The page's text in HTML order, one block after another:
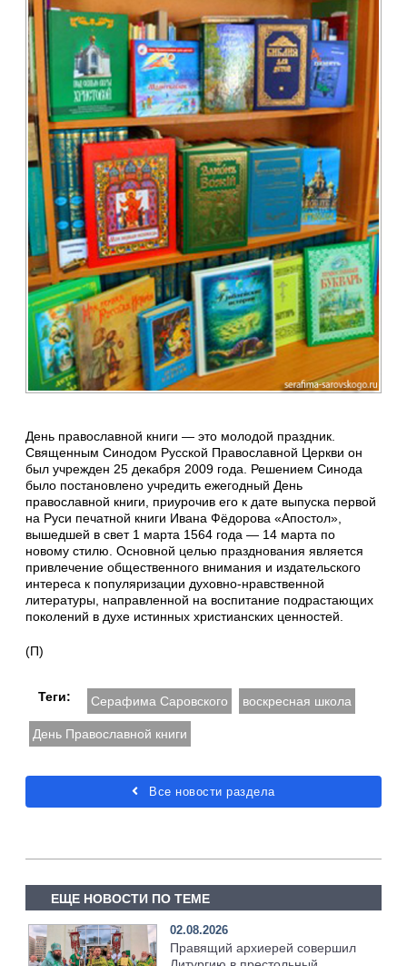
День православной книги — это молодой праздник.
Священным Синодом Русской Православной Церкви он
был учрежден 25 декабря 2009 года. Решением Синода
было постановлено учредить ежегодный День
православной книги, приурочив его к дате выпуска первой
на Руси печатной книги Ивана Фёдорова «Апостол»,
вышедшей в свет 1 марта 1564 года — 14 марта по
новому стилю. Основной целью празднования является
привлечение общественного внимания и издательского
интереса к популяризации духовно-нравственной
литературы, направленной на воспитание подрастающих
поколений в духе истинных христианских ценностей.
(П)
Теги: Серафима Саровского воскресная школа
День Православной книги
Все новости раздела
ЕЩЕ НОВОСТИ ПО ТЕМЕ
02.08.2026
Правящий архиерей совершил